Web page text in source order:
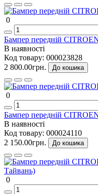
0
Бампер передній
В наявності
Код товару: 000023828
2 800.00грн.
До кошика
0
Бампер передній
В наявності
Код товару: 000024110
2 150.00грн.
До кошика
0